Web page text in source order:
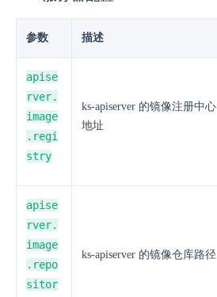
参数 描述
apise
rver.
image
.regi
stry
ks-apiserver 的镜像注册中心
地址
apise
rver.
image
.repo
sitor
ks-apiserver 的镜像仓库路径